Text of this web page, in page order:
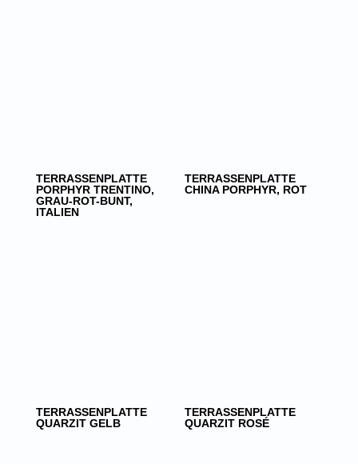
TERRASSENPLATTE
PORPHYR TRENTINO,
GRAU-ROT-BUNT,
ITALIEN
TERRASSENPLATTE
CHINA PORPHYR, ROT
TERRASSENPLATTE
QUARZIT GELB
TERRASSENPLATTE
QUARZIT ROSÉ